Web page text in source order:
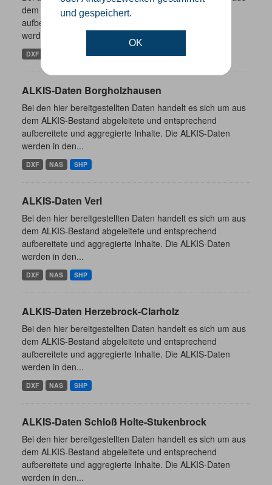
und gespeichert.
OK
dem ALKIS-Bestand abgeleitete und entsprechend
aufbereitete und aggregierte Inhalte. Die ALKIS-Daten
werden in den...
DXF SHP
ALKIS-Daten Borgholzhausen
Bei den hier bereitgestellten Daten handelt es sich um aus
dem ALKIS-Bestand abgeleitete und entsprechend
aufbereitete und aggregierte Inhalte. Die ALKIS-Daten
werden in den...
DXF NAS SHP
ALKIS-Daten Verl
Bei den hier bereitgestellten Daten handelt es sich um aus
dem ALKIS-Bestand abgeleitete und entsprechend
aufbereitete und aggregierte Inhalte. Die ALKIS-Daten
werden in den...
DXF NAS SHP
ALKIS-Daten Herzebrock-Clarholz
Bei den hier bereitgestellten Daten handelt es sich um aus
dem ALKIS-Bestand abgeleitete und entsprechend
aufbereitete und aggregierte Inhalte. Die ALKIS-Daten
werden in den...
DXF NAS SHP
ALKIS-Daten Schloß Holte-Stukenbrock
Bei den hier bereitgestellten Daten handelt es sich um aus
dem ALKIS-Bestand abgeleitete und entsprechend
aufbereitete und aggregierte Inhalte. Die ALKIS-Daten
werden in den...